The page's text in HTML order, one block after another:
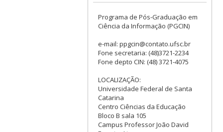
Programa de Pós-Graduação em
Ciência da Informação (PGCIN)
e-mail: ppgcin@contato.ufsc.br
Fone secretaria: (48)3721-2234
Fone depto CIN: (48) 3721-4075
LOCALIZAÇÃO:
Universidade Federal de Santa
Catarina
Centro Ciências da Educação
Bloco B sala 105
Campus Professor João David